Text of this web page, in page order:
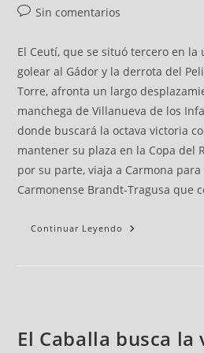
Sin comentarios
El Ceutí, que se situó tercero en
golear al Gádor y la derrota del
Torre, afronta un largo
manchega de Villanueva de los
donde buscará la octava victoria
mantener su plaza en la Copa del
por su parte, viaja a Carmona
Carmonense Brandt-Tragusa que
Continuar Leyendo
El Caballa busca